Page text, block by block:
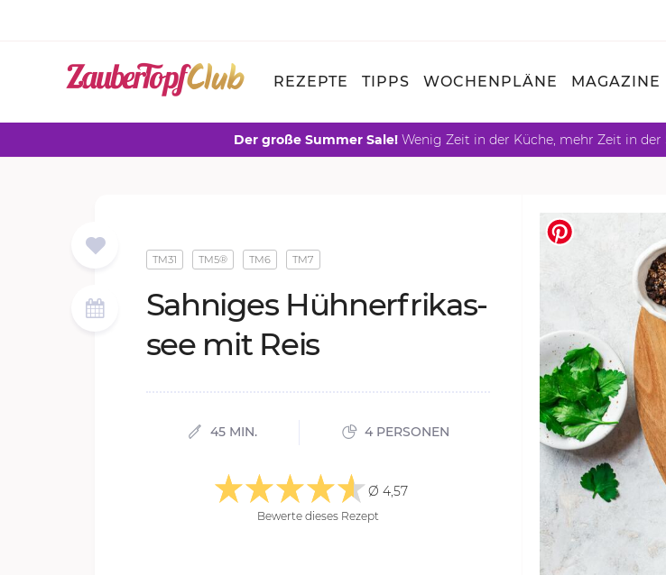
REZEPTE TIPPS WOCHENPLÄNE MAGAZINE
Der große Summer Sale! Wenig Zeit in der Küche, mehr Zeit in der
TM31 TM5® TM6 TM7
Sah­ni­ges Hüh­ner­fri­kas­
see mit Reis
45 MIN. 4 PERSONEN
Ø 4,57
Bewerte dieses Rezept